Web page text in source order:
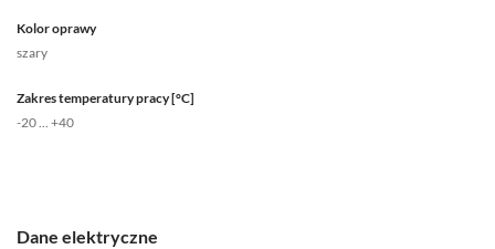
Kolor oprawy
szary
Zakres temperatury pracy [°C]
-20 ... +40
Dane elektryczne